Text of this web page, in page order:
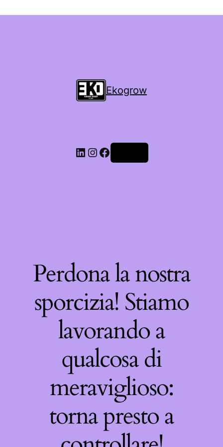
Ekogrow
Perdona la nostra
sporcizia! Stiamo
lavorando a
qualcosa di
meraviglioso:
torna presto a